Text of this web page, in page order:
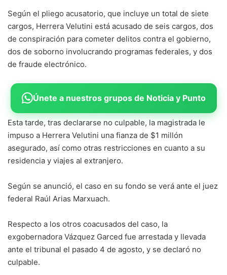
Según el pliego acusatorio, que incluye un total de siete
cargos, Herrera Velutini está acusado de seis cargos, dos
de conspiración para cometer delitos contra el gobierno,
dos de soborno involucrando programas federales, y dos
de fraude electrónico.
Únete a nuestros grupos de Noticia y Punto
Esta tarde, tras declararse no culpable, la magistrada le
impuso a Herrera Velutini una fianza de $1 millón
asegurado, así como otras restricciones en cuanto a su
residencia y viajes al extranjero.
Según se anunció, el caso en su fondo se verá ante el juez
federal Raúl Arias Marxuach.
Respecto a los otros coacusados del caso, la
exgobernadora Vázquez Garced fue arrestada y llevada
ante el tribunal el pasado 4 de agosto, y se declaró no
culpable.